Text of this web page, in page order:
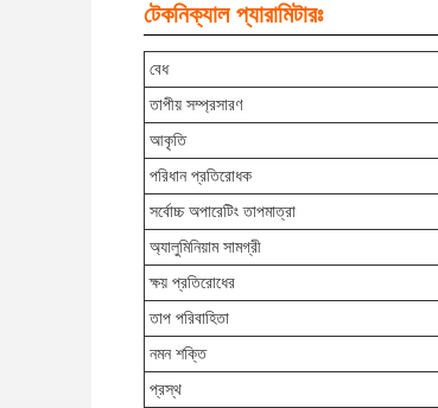
টেকনিক্যাল প্যারামিটারঃ
বেধ
তাপীয় সম্প্রসারণ
আকৃতি
পরিধান প্রতিরোধক
সর্বোচ্চ অপারেটিং তাপমাত্রা
অ্যালুমিনিয়াম সামগ্রী
ক্ষয় প্রতিরোধের
তাপ পরিবাহিতা
নমন শক্তি
প্রস্থ